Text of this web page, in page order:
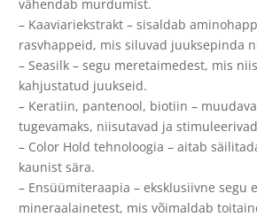
vähendab murdumist.
– Kaaviariekstrakt – sisaldab
rasvhappeid, mis siluvad juuksepinda
– Seasilk – segu meretaimedest, mis
kahjustatud juukseid.
– Keratiin, pantenool, biotiin –
tugevamaks, niisutavad ja
– Color Hold tehnoloogia – aitab
kaunist sära.
– Ensüümiteraapia – eksklusiivne segu
mineraalainetest, mis võimaldab